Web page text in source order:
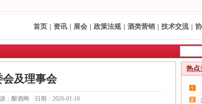
首页 资讯 展会 政策法规 酒类营销 技术交流
会及理事会
：酿酒网 日期：2026-01-16
热点